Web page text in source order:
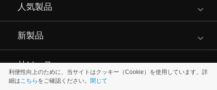
人気製品
新製品
リソース
利便性向上のために、当サイトはクッキー（Cookie）を使用しています。詳
細はこちら をご確認ください。 閉じて